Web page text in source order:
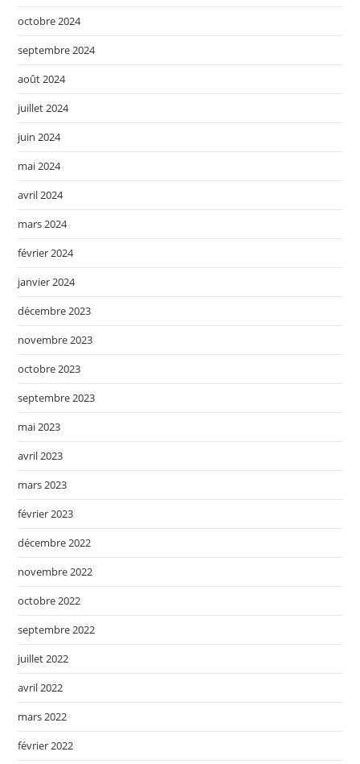
octobre 2024
septembre 2024
août 2024
juillet 2024
juin 2024
mai 2024
avril 2024
mars 2024
février 2024
janvier 2024
décembre 2023
novembre 2023
octobre 2023
septembre 2023
mai 2023
avril 2023
mars 2023
février 2023
décembre 2022
novembre 2022
octobre 2022
septembre 2022
juillet 2022
avril 2022
mars 2022
février 2022